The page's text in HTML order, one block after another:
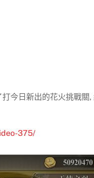
今日新出的花火挑戰關
375/